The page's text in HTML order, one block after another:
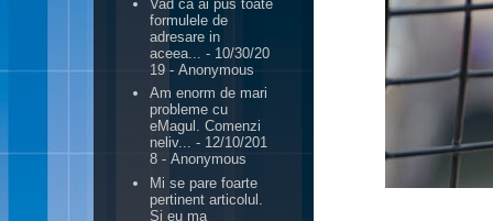
Vad ca ai pus toate
formulele de
adresare in
aceea...
- 10/30/20
19 - Anonymous
Am enorm de mari
probleme cu
eMagul. Comenzi
neliv... - 12/10/201
8 - Anonymous
Mi se pare foarte
pertinent articolul.
Si eu ma